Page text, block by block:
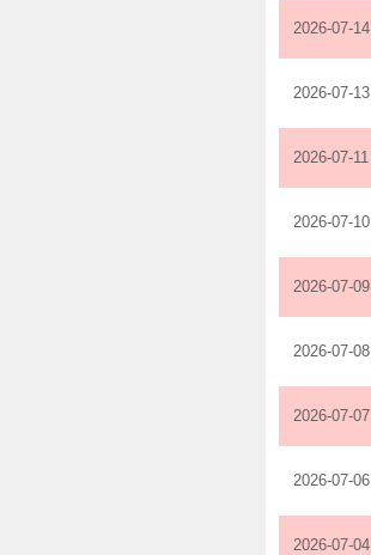
2026-07-14
2026-07-13
2026-07-11
2026-07-10
2026-07-09
2026-07-08
2026-07-07
2026-07-06
2026-07-04